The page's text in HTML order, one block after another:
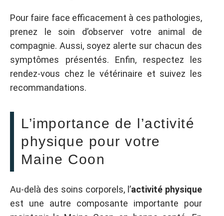
Pour faire face efficacement à ces pathologies,
prenez le soin d’observer votre animal de
compagnie. Aussi, soyez alerte sur chacun des
symptômes présentés. Enfin, respectez les
rendez-vous chez le vétérinaire et suivez les
recommandations.
L’importance de l’activité
physique pour votre
Maine Coon
Au-delà des soins corporels, l’activité physique
est une autre composante importante pour